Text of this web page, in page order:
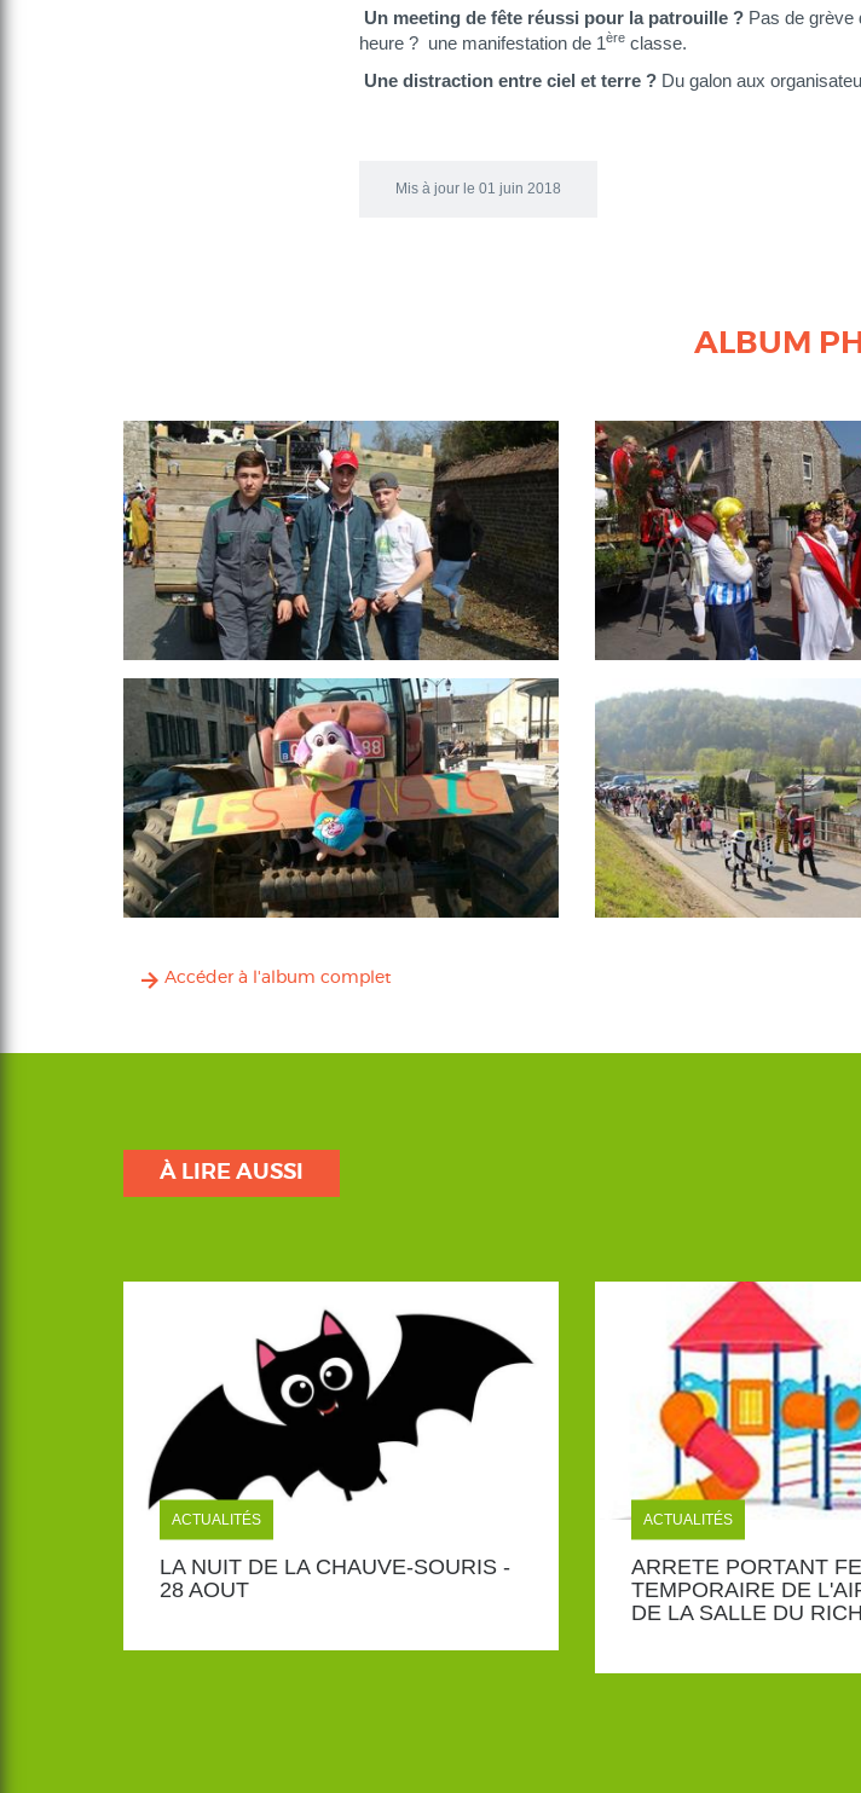
Un meeting de fête réussi pour la patrouille ? Pas de grève
heure ? une manifestation de 1ère classe.
Une distraction entre ciel et terre ? Du galon aux
Mis à jour le 01 juin 2018
ALBUM
Accéder à l'album complet
À LIRE AUSSI
ACTUALITÉS
LA NUIT DE LA CHAUVE-SOURIS -
28 AOUT
ACTUALITÉS
ARRETE PORTANT
TEMPORAIRE DE
DE LA SALLE DU